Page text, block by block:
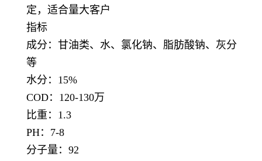
定，适合量大客户
指标
成分：甘油类、水、氯化钠、脂肪酸钠、灰分
等
水分：15%
COD：120-130万
比重：1.3
PH：7-8
分子量：92